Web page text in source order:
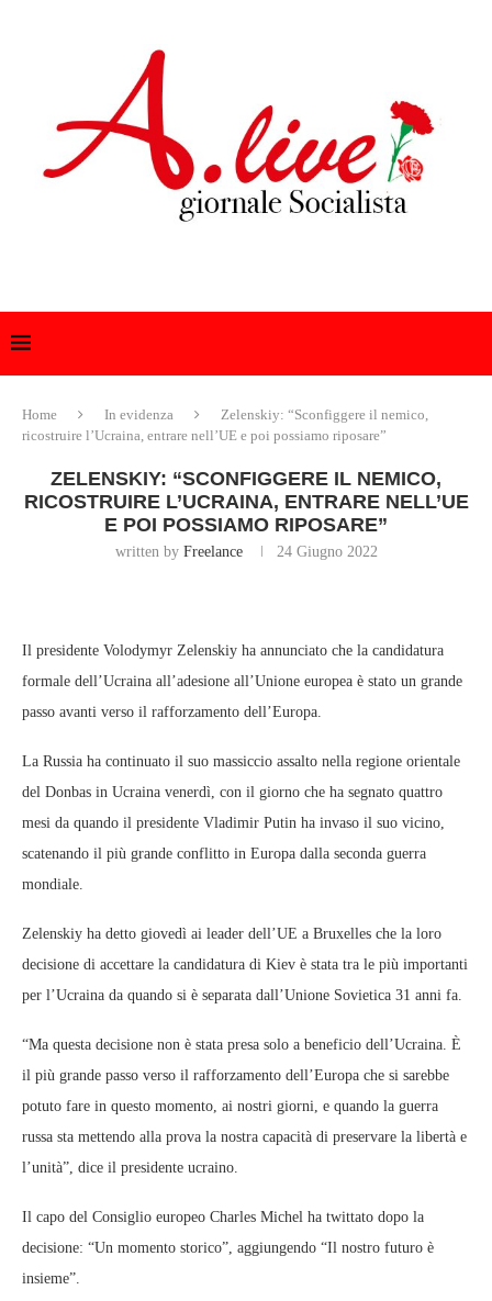
Home In evidenza
Zelenskiy: “Sconfiggere il nemico,
ricostruire l’Ucraina, entrare nell’UE e poi possiamo riposare”
ZELENSKIY: “SCONFIGGERE IL NEMICO,
RICOSTRUIRE L’UCRAINA, ENTRARE NELL’UE
E POI POSSIAMO RIPOSARE”
written by Freelance 24 Giugno 2022
Il presidente Volodymyr Zelenskiy ha annunciato che la candidatura
formale dell’Ucraina all’adesione all’Unione europea è stato un grande
passo avanti verso il rafforzamento dell’Europa.
La Russia ha continuato il suo massiccio assalto nella regione orientale
del Donbas in Ucraina venerdì, con il giorno che ha segnato quattro
mesi da quando il presidente Vladimir Putin ha invaso il suo vicino,
scatenando il più grande conflitto in Europa dalla seconda guerra
mondiale.
Zelenskiy ha detto giovedì ai leader dell’UE a Bruxelles che la loro
decisione di accettare la candidatura di Kiev è stata tra le più importanti
per l’Ucraina da quando si è separata dall’Unione Sovietica 31 anni fa.
“Ma questa decisione non è stata presa solo a beneficio dell’Ucraina. È
il più grande passo verso il rafforzamento dell’Europa che si sarebbe
potuto fare in questo momento, ai nostri giorni, e quando la guerra
russa sta mettendo alla prova la nostra capacità di preservare la libertà e
l’unità”, dice il presidente ucraino.
Il capo del Consiglio europeo Charles Michel ha twittato dopo la
decisione: “Un momento storico”, aggiungendo “Il nostro futuro è
insieme”.